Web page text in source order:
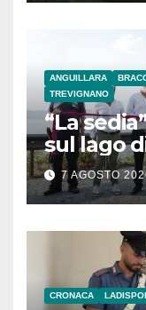
ANGUILLARA
TREVIGNANO
“La
sul lago
7 AGOSTO
CRONACA